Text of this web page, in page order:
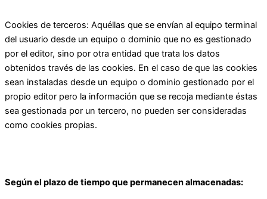
Cookies de terceros: Aquéllas que se envían al equipo terminal
del usuario desde un equipo o dominio que no es gestionado
por el editor, sino por otra entidad que trata los datos
obtenidos través de las cookies. En el caso de que las cookies
sean instaladas desde un equipo o dominio gestionado por el
propio editor pero la información que se recoja mediante éstas
sea gestionada por un tercero, no pueden ser consideradas
como cookies propias.
Según el plazo de tiempo que permanecen almacenadas: